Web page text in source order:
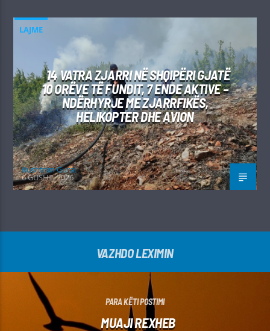
LAJME
14 VATRA ZJARRI NË SHQIPËRI GJATË
10 ORËVE TË FUNDIT, 7 ENDE AKTIVE –
NDËRHYRJE ME ZJARRFIKËS,
HELIKOPTER DHE AVION
Kushtrim Guraj
6 GUSHT, 2026
VAZHDO LEXIMIN
PARA KËTI POSTIMI
MUAJI REXHEB